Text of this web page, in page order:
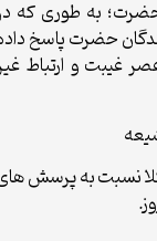
به طوری که در
حضرت پاسخ داده
و ارتباط غیر
نسبت به پرسش های